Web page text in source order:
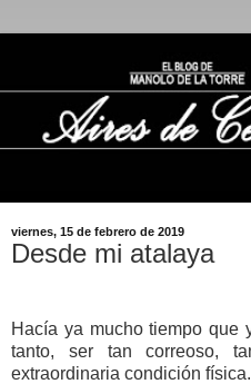
viernes, 15 de febrero de 2019
Desde mi atalaya
Hacía ya mucho tiempo que
tanto, ser tan correoso,
extraordinaria condición